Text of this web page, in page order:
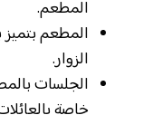
المطعم.
المطعم
الزوار.
الجلسات